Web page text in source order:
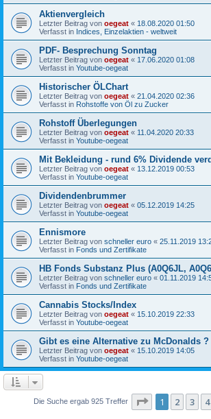
Aktienvergleich
Letzter Beitrag von oegeat « 18.08.2020 01:50
Verfasst in Indices, Einzelaktien - weltweit
PDF- Besprechung Sonntag
Letzter Beitrag von oegeat « 17.06.2020 01:08
Verfasst in Youtube-oegeat
Historischer ÖLChart
Letzter Beitrag von oegeat « 21.04.2020 02:36
Verfasst in Rohstoffe von Öl zu Zucker
Rohstoff Überlegungen
Letzter Beitrag von oegeat « 11.04.2020 20:33
Verfasst in Youtube-oegeat
Mit Bekleidung - rund 6% Dividende
Letzter Beitrag von oegeat « 13.12.2019 00:53
Verfasst in Youtube-oegeat
Dividendenbrummer
Letzter Beitrag von oegeat « 05.12.2019 14:25
Verfasst in Youtube-oegeat
Ennismore
Letzter Beitrag von schneller euro « 25.11.2019
Verfasst in Fonds und Zertifikate
HB Fonds Substanz Plus (A0Q6JL,
Letzter Beitrag von schneller euro « 01.11.2019
Verfasst in Fonds und Zertifikate
Cannabis Stocks/Index
Letzter Beitrag von oegeat « 15.10.2019 22:33
Verfasst in Youtube-oegeat
Gibt es eine Alternative zu McDonalds ?
Letzter Beitrag von oegeat « 15.10.2019 14:05
Verfasst in Youtube-oegeat
Die Suche ergab 925 Treffer Seite 1von 24
1 2 3 4